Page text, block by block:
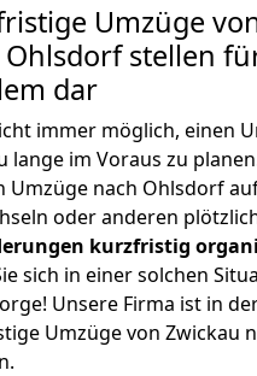
Umzüge
Ohlsdorf stellen
dar
immer möglich, einen
lange im Voraus zu
Umzüge nach Ohlsdorf
oder anderen
kurzfristig
sich in einer solchen
Unsere Firma ist in
Umzüge von Zwickau